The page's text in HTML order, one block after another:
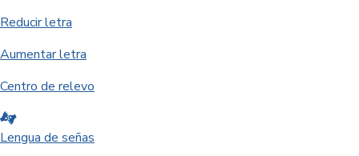
Reducir letra
Aumentar letra
Centro de relevo
Lengua de señas